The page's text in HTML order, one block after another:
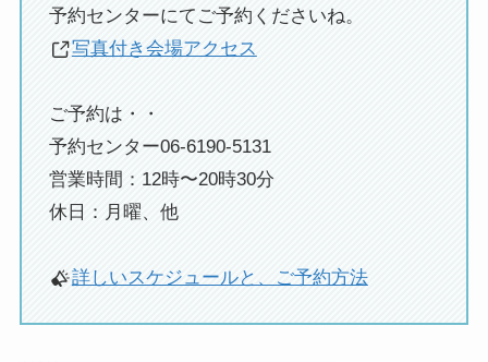
予約センターにてご予約くださいね。
写真付き会場アクセス
ご予約は・・
予約センター06-6190-5131
営業時間：12時〜20時30分
休日：月曜、他
詳しいスケジュールと、ご予約方法